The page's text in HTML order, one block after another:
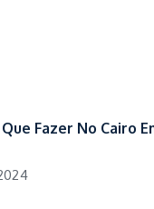
Fazer No Cairo